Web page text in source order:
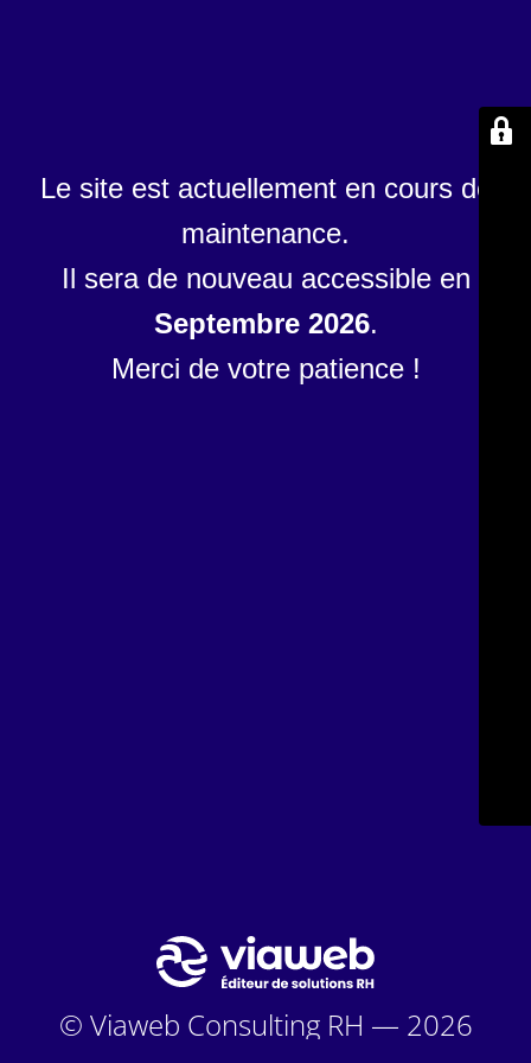
Le site est actuellement en cours de
maintenance.
Il sera de nouveau accessible en
Septembre 2026.
Merci de votre patience !
© Viaweb Consulting RH — 2026